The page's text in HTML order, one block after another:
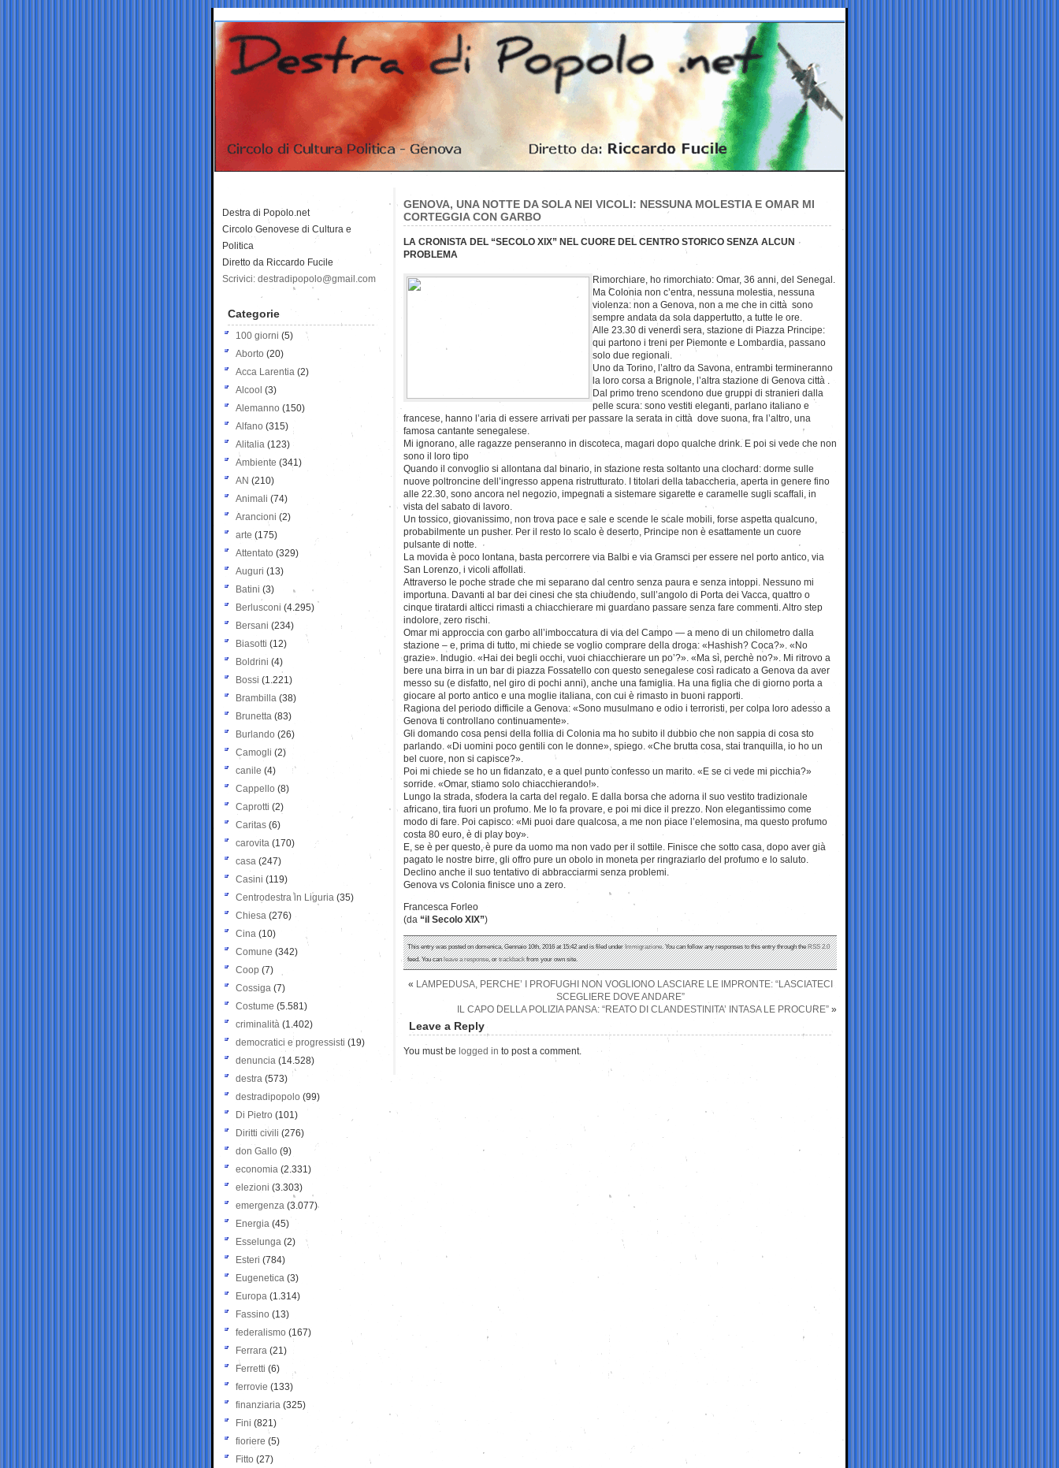
GENOVA, UNA NOTTE DA SOLA NEI VICOLI: NESSUNA MOLESTIA E OMAR MI
CORTEGGIA CON GARBO
LA CRONISTA DEL “SECOLO XIX” NEL CUORE DEL CENTRO STORICO SENZA ALCUN
PROBLEMA
Rimorchiare, ho rimorchiato: Omar, 36 anni, del Senegal.
Ma Colonia non c’entra, nessuna molestia, nessuna
violenza: non a Genova, non a me che in città sono
sempre andata da sola dappertutto, a tutte le ore.
Alle 23.30 di venerdì sera, stazione di Piazza Principe:
qui partono i treni per Piemonte e Lombardia, passano
solo due regionali.
Uno da Torino, l’altro da Savona, entrambi termineranno
la loro corsa a Brignole, l’altra stazione di Genova città .
Dal primo treno scendono due gruppi di stranieri dalla
pelle scura: sono vestiti eleganti, parlano italiano e
francese, hanno l’aria di essere arrivati per passare la serata in città dove suona, fra l’altro, una
famosa cantante senegalese.
Mi ignorano, alle ragazze penseranno in discoteca, magari dopo qualche drink. E poi si vede che non
sono il loro tipo
Quando il convoglio si allontana dal binario, in stazione resta soltanto una clochard: dorme sulle
nuove poltroncine dell’ingresso appena ristrutturato. I titolari della tabaccheria, aperta in genere fino
alle 22.30, sono ancora nel negozio, impegnati a sistemare sigarette e caramelle sugli scaffali, in
vista del sabato di lavoro.
Un tossico, giovanissimo, non trova pace e sale e scende le scale mobili, forse aspetta qualcuno,
probabilmente un pusher. Per il resto lo scalo è deserto, Principe non è esattamente un cuore
pulsante di notte.
La movida è poco lontana, basta percorrere via Balbi e via Gramsci per essere nel porto antico, via
San Lorenzo, i vicoli affollati.
Attraverso le poche strade che mi separano dal centro senza paura e senza intoppi. Nessuno mi
importuna. Davanti al bar dei cinesi che sta chiudendo, sull’angolo di Porta dei Vacca, quattro o
cinque tiratardi alticci rimasti a chiacchierare mi guardano passare senza fare commenti. Altro step
indolore, zero rischi.
Omar mi approccia con garbo all’imboccatura di via del Campo — a meno di un chilometro dalla
stazione – e, prima di tutto, mi chiede se voglio comprare della droga: «Hashish? Coca?». «No
grazie». Indugio. «Hai dei begli occhi, vuoi chiacchierare un po’?». «Ma sì, perchè no?». Mi ritrovo a
bere una birra in un bar di piazza Fossatello con questo senegalese così radicato a Genova da aver
messo su (e disfatto, nel giro di pochi anni), anche una famiglia. Ha una figlia che di giorno porta a
giocare al porto antico e una moglie italiana, con cui è rimasto in buoni rapporti.
Ragiona del periodo difficile a Genova: «Sono musulmano e odio i terroristi, per colpa loro adesso a
Genova ti controllano continuamente».
Gli domando cosa pensi della follia di Colonia ma ho subito il dubbio che non sappia di cosa sto
parlando. «Di uomini poco gentili con le donne», spiego. «Che brutta cosa, stai tranquilla, io ho un
bel cuore, non si capisce?».
Poi mi chiede se ho un fidanzato, e a quel punto confesso un marito. «E se ci vede mi picchia?»
sorride. «Omar, stiamo solo chiacchierando!».
Lungo la strada, sfodera la carta del regalo. E dalla borsa che adorna il suo vestito tradizionale
africano, tira fuori un profumo. Me lo fa provare, e poi mi dice il prezzo. Non elegantissimo come
modo di fare. Poi capisco: «Mi puoi dare qualcosa, a me non piace l’elemosina, ma questo profumo
costa 80 euro, è di play boy».
E, se è per questo, è pure da uomo ma non vado per il sottile. Finisce che sotto casa, dopo aver già
pagato le nostre birre, gli offro pure un obolo in moneta per ringraziarlo del profumo e lo saluto.
Declino anche il suo tentativo di abbracciarmi senza problemi.
Genova vs Colonia finisce uno a zero.
Francesca Forleo
(da “il Secolo XIX”)
This entry was posted on domenica, Gennaio 10th, 2016 at 15:42 and is filed underImmigrazione. You can follow any responses to this entry through theRSS 2.0
feed. You canleave a response, ortrackbackfrom your own site.
« LAMPEDUSA, PERCHE’ I PROFUGHI NON VOGLIONO LASCIARE LE IMPRONTE: “LASCIATECI
SCEGLIERE DOVE ANDARE”
IL CAPO DELLA POLIZIA PANSA: “REATO DI CLANDESTINITA’ INTASA LE PROCURE” »
Leave a Reply
You must be logged in to post a comment.
Destra di Popolo.net
Circolo Genovese di Cultura e
Politica
Diretto da Riccardo Fucile
Scrivici: destradipopolo@gmail.com
Categorie
100 giorni (5)
Aborto (20)
Acca Larentia (2)
Alcool (3)
Alemanno (150)
Alfano (315)
Alitalia (123)
Ambiente (341)
AN (210)
Animali (74)
Arancioni (2)
arte (175)
Attentato (329)
Auguri (13)
Batini (3)
Berlusconi (4.295)
Bersani (234)
Biasotti (12)
Boldrini (4)
Bossi (1.221)
Brambilla (38)
Brunetta (83)
Burlando (26)
Camogli (2)
canile (4)
Cappello (8)
Caprotti (2)
Caritas (6)
carovita (170)
casa (247)
Casini (119)
Centrodestra in Liguria (35)
Chiesa (276)
Cina (10)
Comune (342)
Coop (7)
Cossiga (7)
Costume (5.581)
criminalità (1.402)
democratici e progressisti (19)
denuncia (14.528)
destra (573)
destradipopolo (99)
Di Pietro (101)
Diritti civili (276)
don Gallo (9)
economia (2.331)
elezioni (3.303)
emergenza (3.077)
Energia (45)
Esselunga (2)
Esteri (784)
Eugenetica (3)
Europa (1.314)
Fassino (13)
federalismo (167)
Ferrara (21)
Ferretti (6)
ferrovie (133)
finanziaria (325)
Fini (821)
fioriere (5)
Fitto (27)